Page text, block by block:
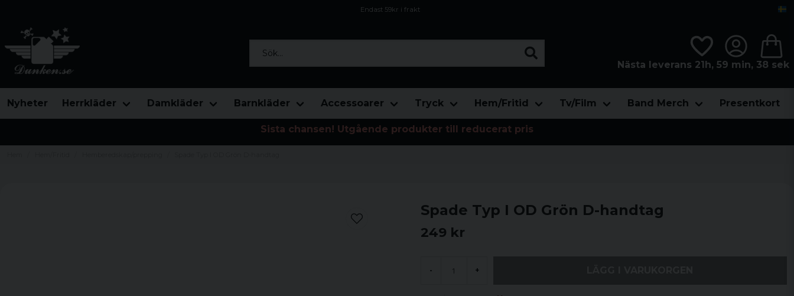
Endast 59kr i frakt
Nästa leverans 21h, 59 min, 37 sek
Nyheter Herrkläder Damkläder Barnkläder Accessoarer Tryck Hem/Fritid Tv/Film Band Merch Presentkort
Sista chansen! Utgående produkter till reducerat pris
Spade Typ I OD Grön D-handtag
249 kr
- +